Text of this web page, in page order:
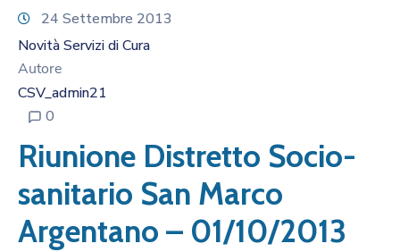
24 Settembre 2013
Novità Servizi di Cura
Autore
CSV_admin21
0
Riunione Distretto Socio-
sanitario San Marco
Argentano – 01/10/2013